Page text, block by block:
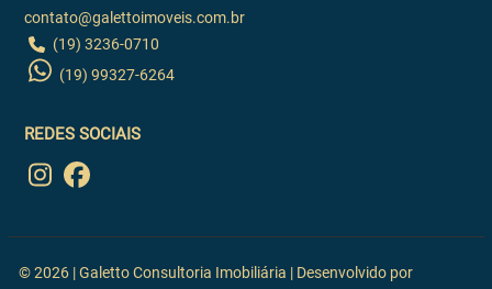
contato@galettoimoveis.com.br
(19) 3236-0710
(19) 99327-6264
REDES SOCIAIS
© 2026 | Galetto Consultoria Imobiliária | Desenvolvido por